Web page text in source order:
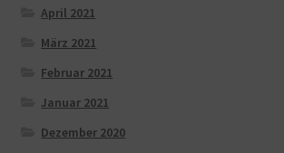
April 2021
März 2021
Februar 2021
Januar 2021
Dezember 2020